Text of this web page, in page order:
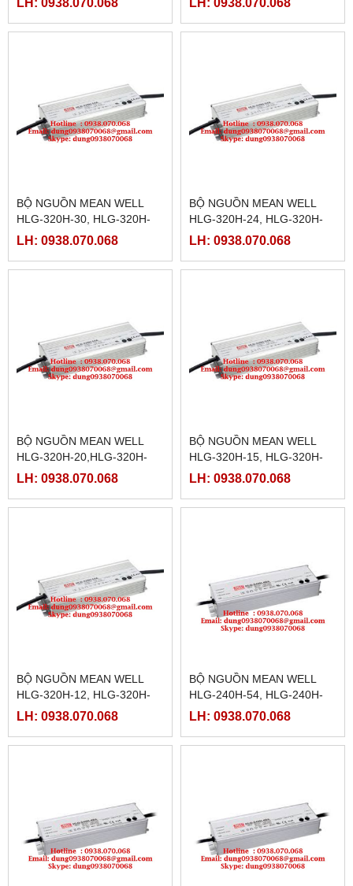
BỘ NGUỒN MEAN WELL
HLG-320H-30, HLG-320H-
30A,HLG-320H-30B,HLG-
LH: 0938.070.068
BỘ NGUỒN MEAN WELL
HLG-320H-24, HLG-320H-
24A,HLG-320H-24B,HLG-
LH: 0938.070.068
BỘ NGUỒN MEAN WELL
HLG-320H-20,HLG-320H-
20A,HLG-320H-20B,HLG-
LH: 0938.070.068
BỘ NGUỒN MEAN WELL
HLG-320H-15, HLG-320H-
15A,HLG-320H-15B,HLG-
LH: 0938.070.068
BỘ NGUỒN MEAN WELL
HLG-320H-12, HLG-320H-
12A,HLG-320H-12B,HLG-
LH: 0938.070.068
BỘ NGUỒN MEAN WELL
HLG-240H-54, HLG-240H-
54A,HLG-240H-54B,HLG-
LH: 0938.070.068